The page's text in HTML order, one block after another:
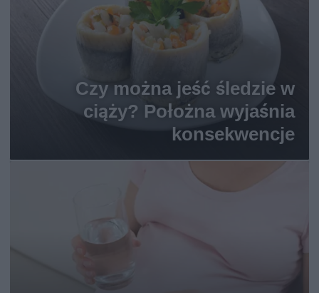
Czy można jeść śledzie w
ciąży? Położna wyjaśnia
konsekwencje